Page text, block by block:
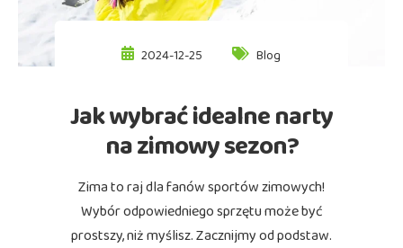
2024-12-25 Blog
Jak wybrać idealne narty
na zimowy sezon?
Zima to raj dla fanów sportów zimowych!
Wybór odpowiedniego sprzętu może być
prostszy, niż myślisz. Zacznijmy od podstaw.